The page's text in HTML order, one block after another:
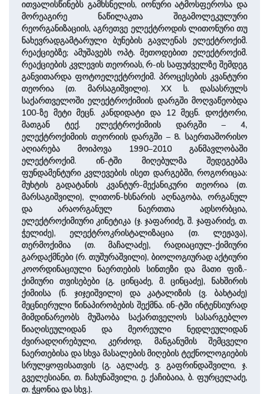
ითვალისწინებს გამხსნელის, იონური ატმოსფეროსა და
მორეაგირე ნაწილაკთა შიგამოლეკულური
რეორგანიზაციის, აგრეთვე ელექტროდის ლითონური თუ
ნახევრადგამტარული ბუნების გავლენას ელექტროქიმ.
რეაქციებზე; ამუშავებს ოპტ. მეთოდებით ელექტროქიმ.
რეაქციების კვლევის თეორიას, რ-ის საფუძველზე შემდეგ
განვითარდა ფოტოელექტროქიმ. პროცესების კვანტური
თეორია (თ. მარსაგიშვილი). XX ს. დასასრულს
საქართველოში ელექტროქიმიის დარგში მოღვაწეობდა
100-ზე მეტი მეცნ. კანდიდატი და 12 მეცნ. დოქტორი,
მათგან ტექ. ელექტროქიმიის დარგში – 4,
ელექტროქიმიის თეორიის დარგში – 8. საერთაშორისო
აღიარება მოიპოვა 1990–2010 განმავლობაში
ელექტროქიმ. ინ-ტში მიღებულმა შედეგებმა
ფუნდამენტური კვლევების ისეთ დარგებში, როგორიცაა:
მუხტის გადატანის კვანტურ-მექანიკური თეორია (თ.
მარსაგიშვილი), ლითონ-ხსნარის აღნაგობა, ორგანულ
და არაორგანულ ნაერთთა ადსორბცია,
ელექტროქიმიური კინეტიკა (ჯ. ჯაფარიძე, შ. ჯაფარიძე, თ.
ჭელიძე), ელექტროკრისტალიზაცია (თ. ლეჟავა),
თერმოქიმია (თ. მაჩალაძე), რადიაციულ-ქიმიური
გარდაქმნები (რ. თუშურაშვილი), ბიოლოგიურად აქტიური
კოორდინაციული ნაერთების სინთეზი და მათი ფიზ.-
ქიმიური თვისებები (გ. ცინცაძე, მ. ცინცაძე), ნახშირის
ქიმიისა (ნ. ჯიჯეიშვილი) და კატალიზის (ვ. ბახტაძე)
მეცნიერული წინაპირობების შექმნა. ინ-ტში ინტენსიურად
მიმდინარეობს მუშაობა საქართველოს სასარგებლო
წიაღისეულიდან და მეორეული ნედლეულიდან
ძვირადღირებული, კერძოდ, მანგანუმის შემცველი
ნაერთებისა და სხვა მასალების მიღების ტექნოლოგიების
სრულყოფისათვის (გ. აგლაძე, ვ. გაფრინდაშვილი, ჯ.
გველესიანი, თ. ჩახუნაშვილი, ე. ქაჩიბაია, ბ. ფურცელაძე,
თ. ჭყონია და სხვ.).